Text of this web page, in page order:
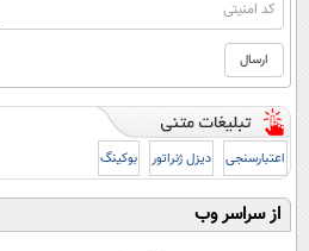
اعتبارسنجی دیزل ژنراتور بوکینگ
از سراسر وب